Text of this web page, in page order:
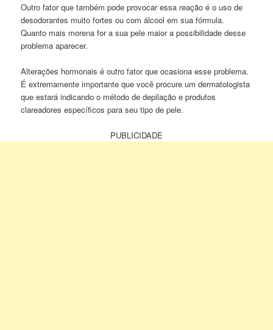
Outro fator que também pode provocar essa reação é o uso de
desodorantes muito fortes ou com álcool em sua fórmula.
Quanto mais morena for a sua pele maior a possibilidade desse
problema aparecer.
Alterações hormonais é outro fator que ocasiona esse problema.
É extremamente importante que você procure um dermatologista
que estará indicando o método de depilação e produtos
clareadores específicos para seu tipo de pele.
PUBLICIDADE